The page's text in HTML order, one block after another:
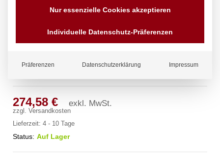
master Wandbatterie 1/2″
274,58€ exkl. MwSt.
zzgl.Versandkosten
Lieferzeit:4 - 10 Tage
Status: Auf Lager
Nur essenzielle Cookies akzeptieren
Individuelle Datenschutz-Präferenzen
Präferenzen Datenschutzerklärung Impressum